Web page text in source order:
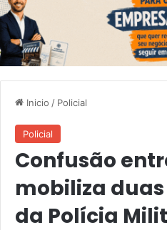
Inicio / Policial
Policial
Confusão
mobiliza
da Polícia